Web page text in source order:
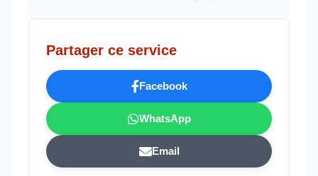
Partager ce service
Facebook
WhatsApp
Email